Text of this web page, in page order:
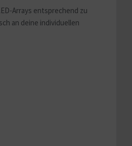
Arrays entsprechend zu
an deine individuellen